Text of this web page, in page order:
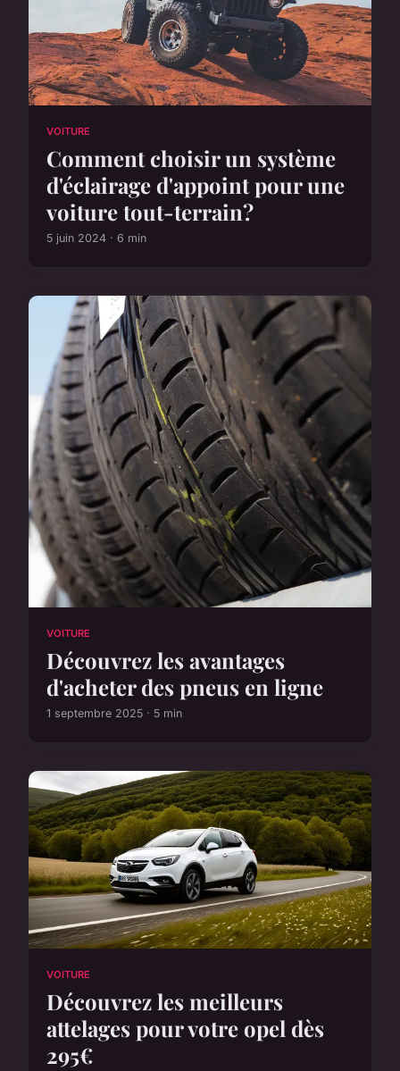
VOITURE
Comment choisir un système
d'éclairage d'appoint pour une
voiture tout-terrain?
5 juin 2024 · 6 min
VOITURE
Découvrez les avantages
d'acheter des pneus en ligne
1 septembre 2025 · 5 min
VOITURE
Découvrez les meilleurs
attelages pour votre opel dès
295€